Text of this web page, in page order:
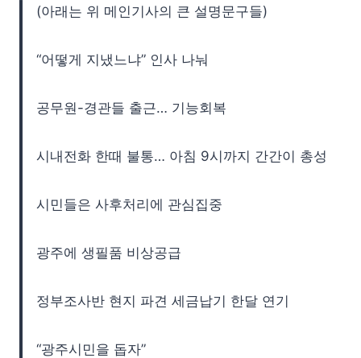
(아래는 위 메인기사의 큰 설명문구들)
“어떻게 지냈느냐” 인사 나눠
공무원-경관들 출근… 기능회복
시내전화 한때 불통… 아침 9시까지 간간이 총성
시민들은 사후처리에 관심집중
광주에 생필품 비상공급
정부조사반 현지 파견 세금납기 한달 연기
“광주시민을 돕자”